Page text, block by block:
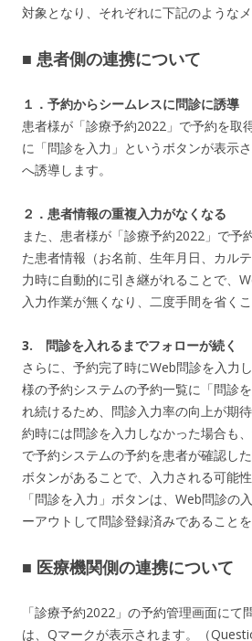
対象となり、それぞれに下記のようなメ
■ 患者側の連携について
１．予約からシームレスに問診に誘導
患者様が「診療予約2022」で予約を取
に「問診を入力」というボタンが表示
へ誘導します。
２．患者情報の重複入力がなくなる
また、患者様が「診療予約2022」で予
た患者情報（お名前、生年月日、カル
力時に自動的に引き継がれることで、
入力作業が無くなり、二度手間を省くこ
3. 問診を入れるまでフォローが続く
さらに、予約完了時にWeb問診を入力
様の予約システムの予約一覧に「問診
れ続けるため、問診入力率の向上が期
約時には問診を入力しなかった場合も
で予約システムの予約を患者が確認し
ボタンがあることで、入力される可能
「問診を入力」ボタンは、Web問診の
ーアウトして問診登録済みであること
■ 医療機関側の連携について
「診療予約2022」の予約管理画面にて
は、Qマークが表示されます。（